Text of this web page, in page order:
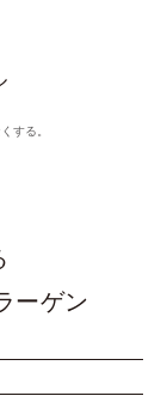
する。
ーゲン